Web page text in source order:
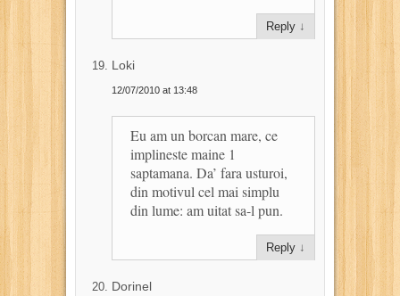
Reply ↓
Loki
12/07/2010 at 13:48
Eu am un borcan mare, ce
implineste maine 1
saptamana. Da’ fara usturoi,
din motivul cel mai simplu
din lume: am uitat sa-l pun.
Reply ↓
Dorinel